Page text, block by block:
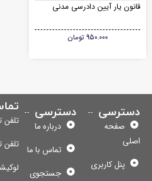
یار آیین دادرسی مدنی
950.000 تومان
صفحه
پنل کاربری
دسترسی
درباره ما
تماس با ما
جستجوی
تماس
تلفن تماس:
تلفن تماس:
لوکیشن